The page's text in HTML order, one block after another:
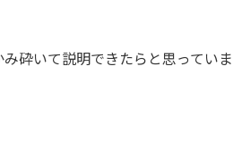
砕いて説明できたらと思っていま